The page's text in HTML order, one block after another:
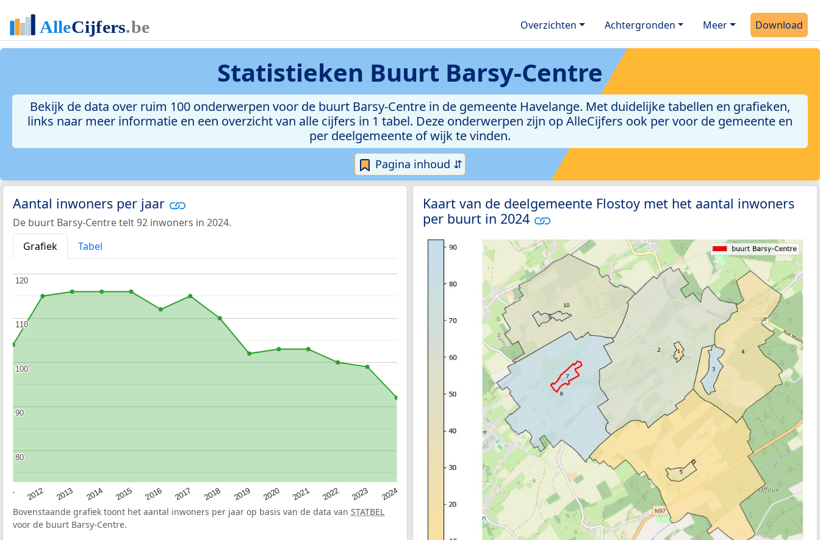
Overzichten Achtergronden Meer Download
Statistieken Buurt Barsy-Centre
Bekijk de data over ruim 100 onderwerpen voor de buurt Barsy-Centre in de gemeente Havelange. Met duidelijke tabellen en grafieken,
links naar meer informatie en een overzicht van alle cijfers in 1 tabel. Deze onderwerpen zijn op AlleCijfers ook per voor de gemeente en
per deelgemeente of wijk te vinden.
Pagina inhoud ⇵
Aantal inwoners per jaar
De buurt Barsy-Centre telt 92 inwoners in 2024.
Grafiek
Tabel
2012 2013 2014 2015 2016 2017 2018 2019 2020 2021 2022 2023 2024
80
80
90
90
100
100
110
110
120
120
Bovenstaande grafiek toont het aantal inwoners per jaar op basis van de data van STATBEL
voor de buurt Barsy-Centre.
Kaart van de deelgemeente Flostoy met het aantal inwoners
per buurt in 2024